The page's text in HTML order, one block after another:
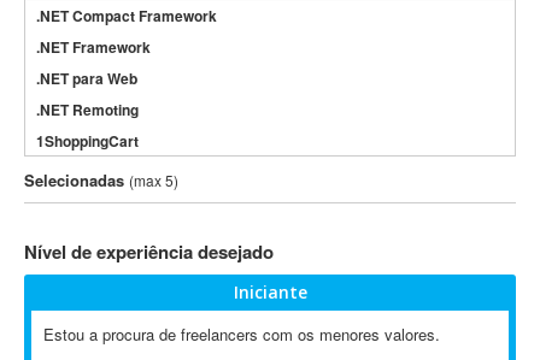
.NET Compact Framework
.NET Framework
.NET para Web
.NET Remoting
1ShoppingCart
3DS Max
3GSM
802.11
A-GPS
Selecionadas (max 5)
Nível de experiência desejado
Iniciante
Estou a procura de freelancers com os menores valores.